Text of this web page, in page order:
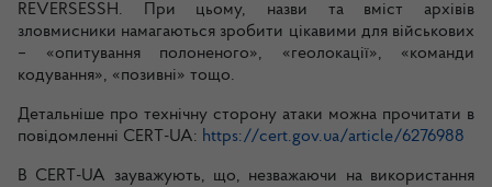
REVERSESSH. При цьому, назви та вміст архівів
зловмисники намагаються зробити цікавими для військових
– «опитування полоненого», «геолокації», «команди
кодування», «позивні» тощо.
Детальніше про технічну сторону атаки можна прочитати в
повідомленні CERT-UA: https://cert.gov.ua/article/6276988
В CERT-UA зауважують, що, незважаючи на використання